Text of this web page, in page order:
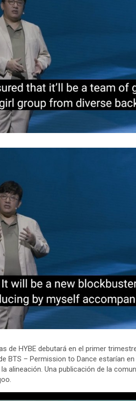
de HYBE debutará en el primer
BTS – Permission to Dance estarían
alineación. Una publicación de la